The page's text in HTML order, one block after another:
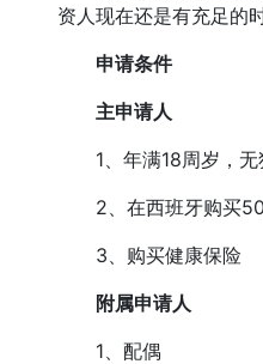
资人现在还是有充足的
申请条件
主申请人
1、年满18周岁，无
2、在西班牙购买50
3、购买健康保险
附属申请人
1、配偶